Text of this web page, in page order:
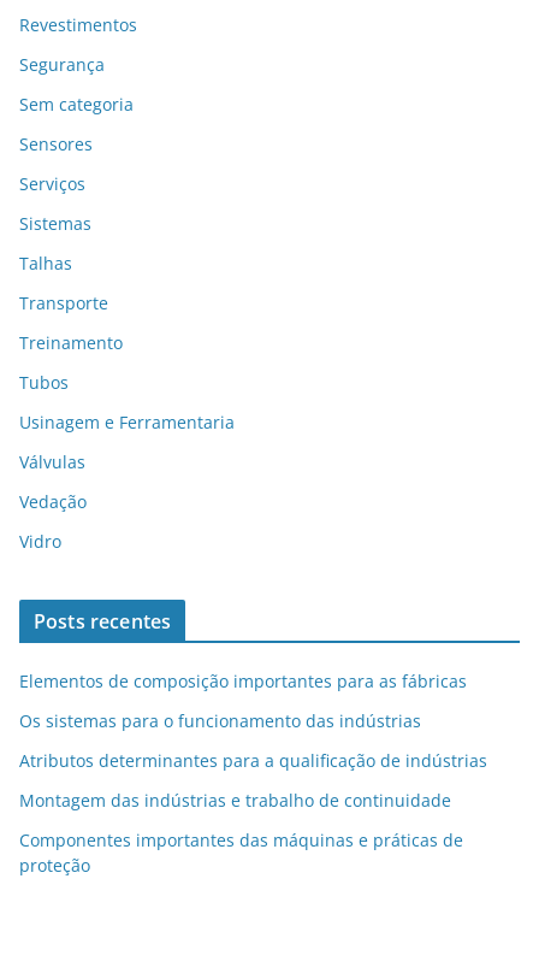
Revestimentos
Segurança
Sem categoria
Sensores
Serviços
Sistemas
Talhas
Transporte
Treinamento
Tubos
Usinagem e Ferramentaria
Válvulas
Vedação
Vidro
Posts recentes
Elementos de composição importantes para as fábricas
Os sistemas para o funcionamento das indústrias
Atributos determinantes para a qualificação de indústrias
Montagem das indústrias e trabalho de continuidade
Componentes importantes das máquinas e práticas de
proteção